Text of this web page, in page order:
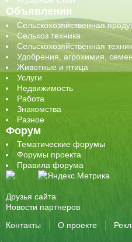
Объявления
Сельскохозяйственная
Сельхоз техника
Сельскохозяйственная
Удобрения, агрохимия,
Животные и птица
Услуги
Недвижимость
Работа
Знакомства
Разное
Форум
Тематические форумы
Форумы проекта
Правила форума
Друзья сайта
Новости партнеров
Контакты
О проекте